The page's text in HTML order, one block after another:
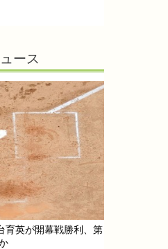
ース
育英が開幕戦勝利、第